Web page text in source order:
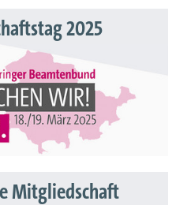
2025
Mitgliedschaft